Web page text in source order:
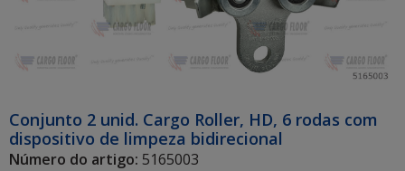
Conjunto 2 unid. Cargo Roller, HD, 6 rodas com
dispositivo de limpeza bidirecional
Número do artigo: 5165003